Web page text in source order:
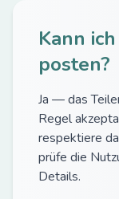
Kann
posten?
Ja — das
Regel
respektiere
prüfe die
Details.